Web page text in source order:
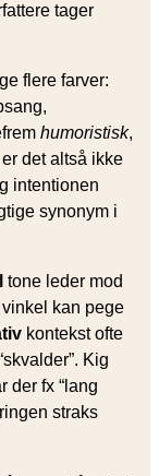
tager
flere farver:
humoristisk,
det altså ikke
intentionen
synonym i
tone leder mod
vinkel kan pege
kontekst ofte
Kig
der fx “lang
straks